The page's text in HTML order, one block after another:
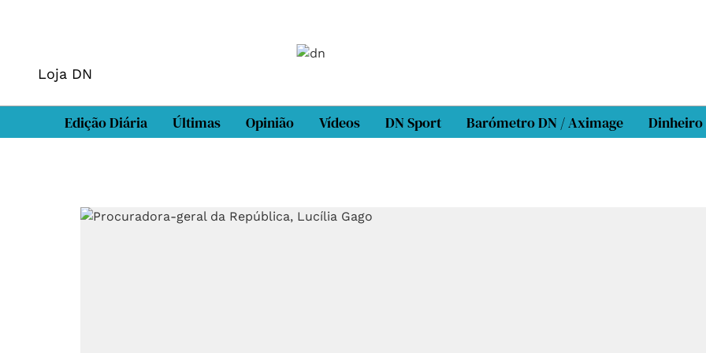
Loja DN
Edição Diária Últimas Opinião Vídeos DN Sport Barómetro DN / Aximage Dinheiro